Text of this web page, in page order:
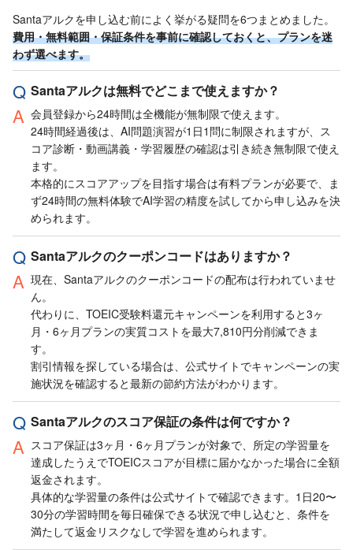
Santaアルクを申し込む前によく挙がる疑問を6つまとめました。
費用・無料範囲・保証条件を事前に確認しておくと、プランを迷
わず選べます。
Santaアルクは無料でどこまで使えますか？
会員登録から24時間は全機能が無制限で使えます。
24時間経過後は、AI問題演習が1日1問に制限されますが、ス
コア診断・動画講義・学習履歴の確認は引き続き無制限で使え
ます。
本格的にスコアアップを目指す場合は有料プランが必要で、ま
ず24時間の無料体験でAI学習の精度を試してから申し込みを決
められます。
Santaアルクのクーポンコードはありますか？
現在、Santaアルクのクーポンコードの配布は行われていませ
ん。
代わりに、TOEIC受験料還元キャンペーンを利用すると3ヶ
月・6ヶ月プランの実質コストを最大7,810円分削減できま
す。
割引情報を探している場合は、公式サイトでキャンペーンの実
施状況を確認すると最新の節約方法がわかります。
Santaアルクのスコア保証の条件は何ですか？
スコア保証は3ヶ月・6ヶ月プランが対象で、所定の学習量を
達成したうえでTOEICスコアが目標に届かなかった場合に全額
返金されます。
具体的な学習量の条件は公式サイトで確認できます。1日20〜
30分の学習時間を毎日確保できる状況で申し込むと、条件を
満たして返金リスクなしで学習を進められます。